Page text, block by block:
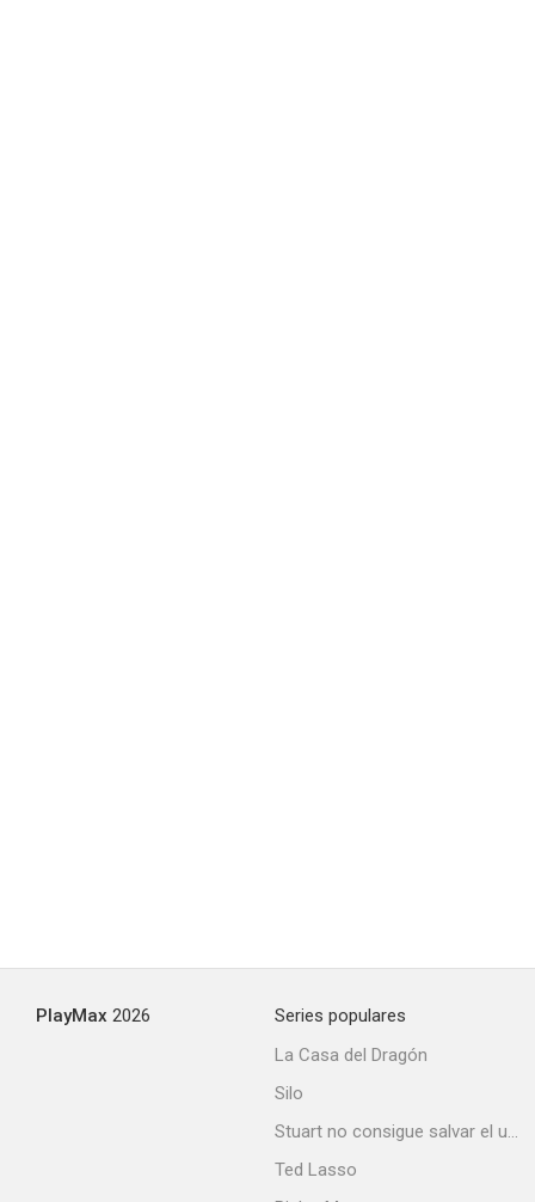
PlayMax 2026
Series populares
La Casa del Dragón
Silo
Stuart no consigue salvar el universo
Ted Lasso